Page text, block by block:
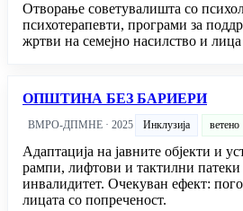
Отворање советувалишта со
психотерапевти, програми за
жртви на семејно насилство и
ОПШТИНА БЕЗ БАРИЕРИ
ВМРО-ДПМНЕ · 2025 Инклузија ветено
Адаптација на јавните објекти и
рампи, лифтови и тактилни патеки
инвалидитет. Очекуван ефект:
лицата со попреченост.